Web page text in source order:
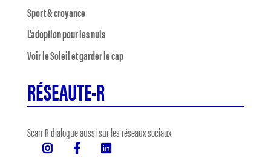
Sport & croyance
L’adoption pour les nuls
Voir le Soleil et garder le cap
RÉSEAUTE-R
Scan-R dialogue aussi sur les réseaux sociaux